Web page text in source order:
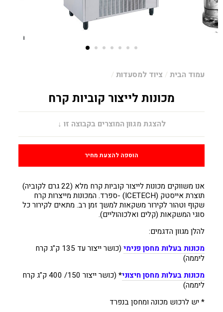
עמוד הבית / ציוד למסעדות /
מכונות לייצור קוביות קרח
מחיר
להצגת מגוון המוצרים בקבוצה זו ↓
הוספה להצעת מחיר
אנו משווקים מכונות לייצור קוביות קרח מלא (22 גרם לקוביה)
תוצרת אייסטק (ICETECH) -ספרד. המכונות מייצרות קרח
שקוף וטהור לקירור משקאות למשך זמן רב. מתאים לקירור כל
סוגי המשקאות (קלים ואלכוהוליים).
להלן מגוון הדגמים:
מכונות בעלות מחסן פנימי
(כושר ייצור עד 135 ק"ג קרח
ליממה)
מכונות בעלות מחסן חיצוני*
(כושר ייצור 150/ 400 ק"ג קרח
ליממה)
* יש לרכוש מכונה ומחסן בנפרד